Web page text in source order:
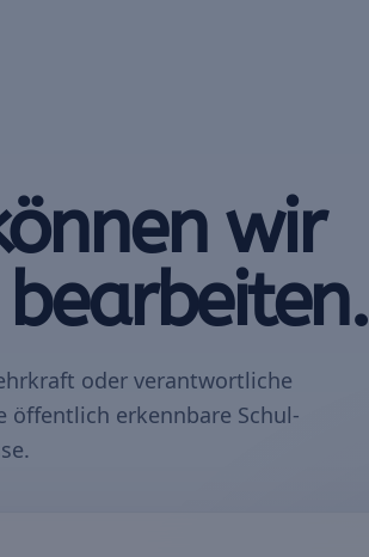
wir
oder verantwortliche
öffentlich erkennbare Schul-